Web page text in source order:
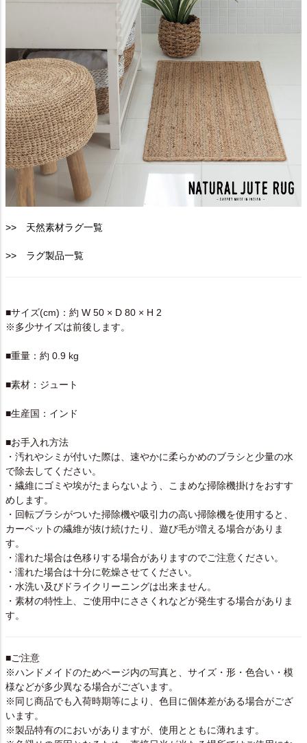
>> 天然素材ラグ一覧
>> ラグ製品一覧
■サイズ(cm)：約 W 50 × D 80 × H 2
※多少サイズは前後します。
■重量：約 0.9 kg
■素材：ジュート
■生産国：インド
■お手入れ方法
・汚れやシミが付いた際は、速やかに柔らかめのブラシと少量の水
で除去してください。
・繊維にゴミや埃がたまらないよう、こまめな掃除機掛けをおすす
めします。
・回転ブラシがついた掃除機や吸引力の高い掃除機を使用すると、
カーペットの繊維が抜け続けたり、遊び毛が増える場合がありま
す。
・濡れた場合は色移りする場合がありますのでご注意ください。
・濡れた場合は十分に乾燥させてください。
・水洗い及びドライクリーニングは出来ません。
・素材の特性上、ご使用中にささくれなどが発生する場合がありま
す。
■ご注意
※ハンドメイドのためページ内の写真と、サイズ・形・色合い・模
様などが多少異なる場合がございます。
※同じ商品でも入荷時期等により、色目に個体差がある場合がござ
います。
※製品特有のにおいがありますが、使用とともに薄れます。